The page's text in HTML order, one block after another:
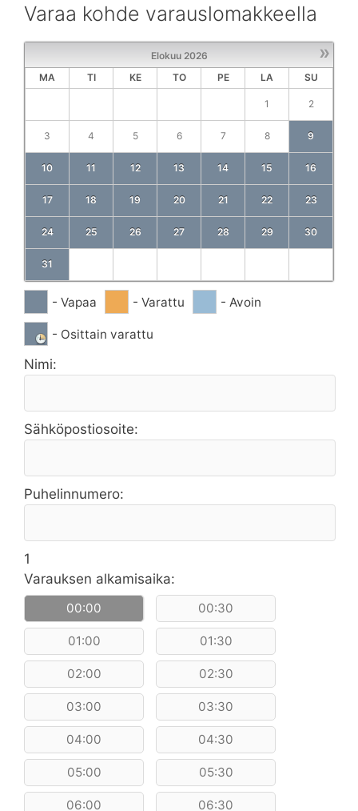
Varaa kohde varauslomakkeella
»
Elokuu 2026
MA
TI KE TO PE LA SU
1 2
3 4 5 6 7 8 9
10 11 12 13 14 15 16
17 18 19 20 21 22 23
24 25 26 27 28 29 30
31
- Vapaa - Varattu - Avoin
- Osittain varattu
Nimi:
Sähköpostiosoite:
Puhelinnumero:
1
Varauksen alkamisaika:
00:00 00:30
01:00 01:30
02:00 02:30
03:00 03:30
04:00 04:30
05:00 05:30
06:00 06:30